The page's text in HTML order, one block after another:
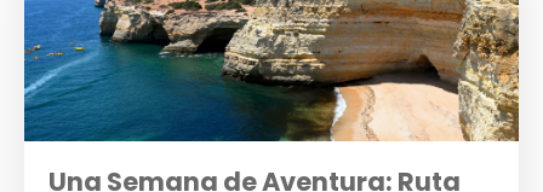
Una Semana de Aventura: Ruta